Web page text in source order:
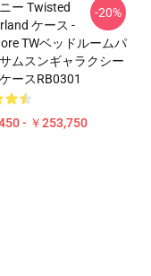
ー Twisted
ケース -
TWベッドルームパ
ムスンギャラクシー
ースRB0301
- ￥253,750
-20%